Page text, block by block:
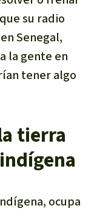
su radio
Senegal,
la gente en
tener algo
tierra
ocupa